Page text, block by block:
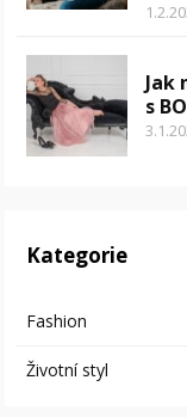
Jak
s
Kategorie
Fashion
Životní styl